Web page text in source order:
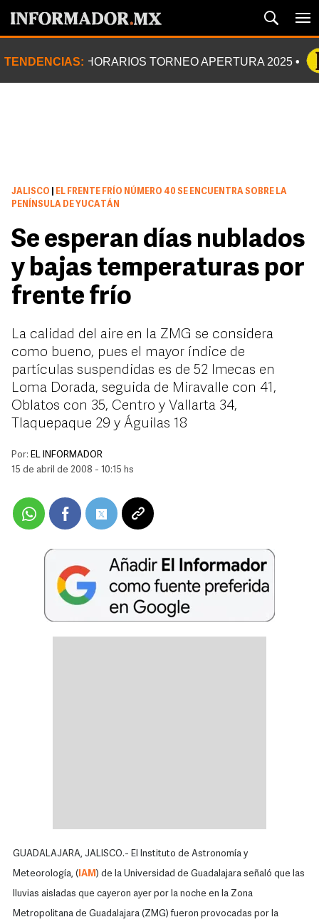
TENDENCIAS: HORARIOS TORNEO APERTURA 2025
JALISCO
EL FRENTE FRÍO NÚMERO 40 SE ENCUENTRA SOBRE LA
PENÍNSULA DE YUCATÁN
Se esperan días nublados
y bajas temperaturas por
frente frío
La calidad del aire en la ZMG se considera
como bueno, pues el mayor índice de
partículas suspendidas es de 52 Imecas en
Loma Dorada, seguida de Miravalle con 41,
Oblatos con 35, Centro y Vallarta 34,
Tlaquepaque 29 y Águilas 18
Por: EL INFORMADOR
15 de abril de 2008 - 10:15 hs
GUADALAJARA, JALISCO.- El Instituto de Astronomía y
Meteorología, ( IAM ) de la Universidad de Guadalajara señaló que las
lluvias aisladas que cayeron ayer por la noche en la Zona
Metropolitana de Guadalajara (ZMG) fueron provocadas por la